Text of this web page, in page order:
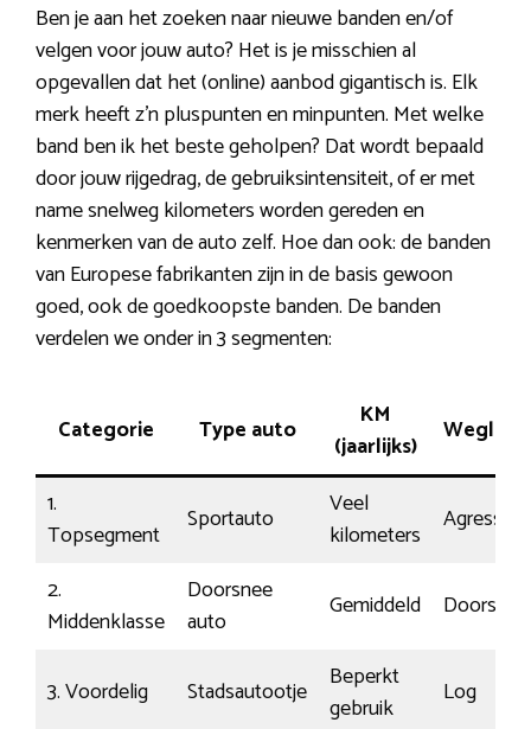
Ben je aan het zoeken naar nieuwe banden en/of
velgen voor jouw auto? Het is je misschien al
opgevallen dat het (online) aanbod gigantisch is. Elk
merk heeft z’n pluspunten en minpunten. Met welke
band ben ik het beste geholpen? Dat wordt bepaald
door jouw rijgedrag, de gebruiksintensiteit, of er met
name snelweg kilometers worden gereden en
kenmerken van de auto zelf. Hoe dan ook: de banden
van Europese fabrikanten zijn in de basis gewoon
goed, ook de goedkoopste banden. De banden
verdelen we onder in 3 segmenten:
Categorie Type auto
KM
(jaarlijks)
1.
Topsegment
Sportauto
Veel
kilometers
Agressief
2.
Middenklasse
Doorsnee
auto
Gemiddeld Doorsnee
3. Voordelig Stadsautootje
Beperkt
gebruik
Log